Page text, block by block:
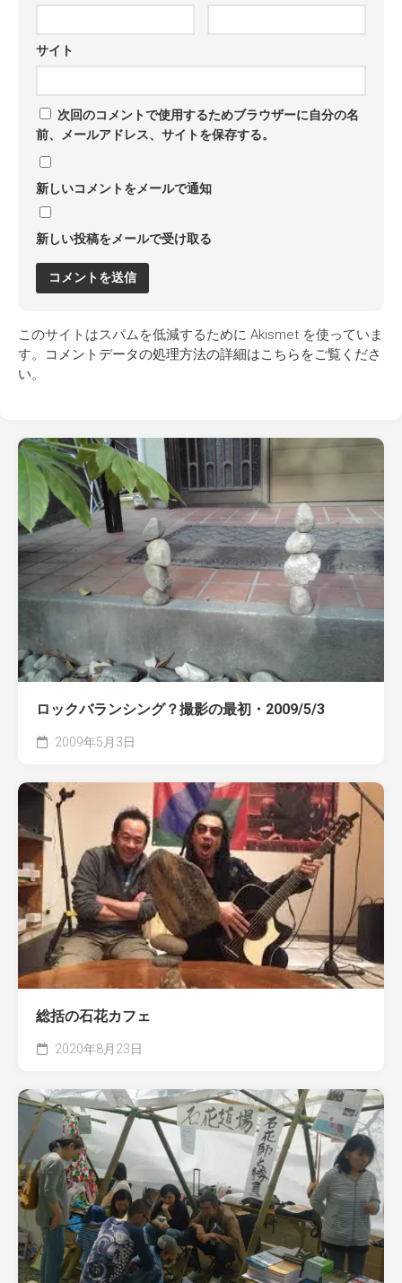
サイト
次回のコメントで使用するためブラウザーに自分の名
前、メールアドレス、サイトを保存する。
新しいコメントをメールで通知
新しい投稿をメールで受け取る
このサイトはスパムを低減するために Akismet を使っていま
す。
コメントデータの処理方法の詳細はこちらをご覧くださ
い。
ロックバランシング？撮影の最初・2009/5/3
2009年5月3日
総括の石花カフェ
2020年8月23日